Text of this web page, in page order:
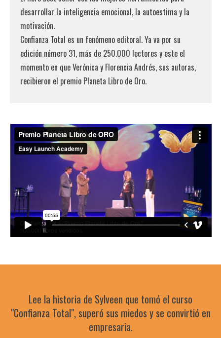
desarrollar la inteligencia emocional, la autoestima y la
motivación.
Confianza Total es un fenómeno editoral. Ya va por su
edición número 31, más de 250.000 lectores y este el
momento en que Verónica y Florencia Andrés, sus autoras,
recibieron el premio Planeta Libro de Oro.
Lee la historia de Sylveen que tomó el curso
"Confianza Total", superó sus miedos y se convirtió en
empresaria.